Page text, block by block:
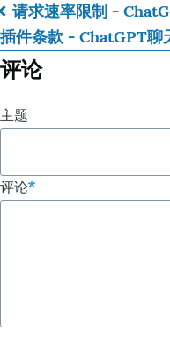
书
籍
历
接：
请求速率限制 -
插件条款 - ChatGPT聊
评论
主题
评论